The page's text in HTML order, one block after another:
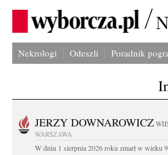
Nekrologi Odeszli Poradnik
JERZY DOWNAROWICZ
WARSZAWA
W dniu 1 sierpnia 2026 roku zmarł w wieku